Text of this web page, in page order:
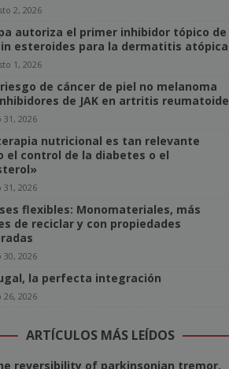
2, 2026
autoriza el primer inhibidor tópico de
esteroides para la dermatitis atópica
1, 2026
de cáncer de piel no melanoma
de JAK en artritis reumatoide
31, 2026
nutricional es tan relevante
el control de la diabetes o el
31, 2026
flexibles: Monomateriales, más
de reciclar y con propiedades
30, 2026
la perfecta integración
26, 2026
ARTÍCULOS MÁS LEÍDOS
reversibility of parkinsonian tremor.